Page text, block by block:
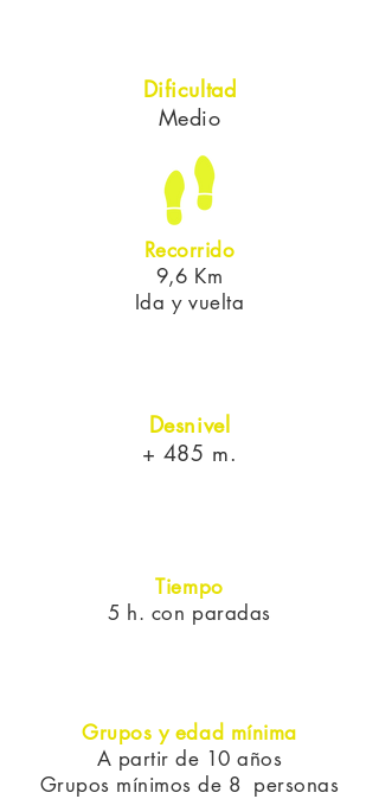
Dificultad
Medio
Recorrido
9,6 Km
Ida y vuelta
Desnivel
+ 485 m.
Tiempo
5 h. con paradas
Grupos y edad mínima
A partir de 10 años
Grupos mínimos de 8 personas